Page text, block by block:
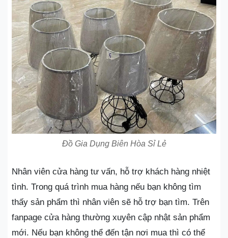
Đồ Gia Dụng Biên Hòa Sỉ Lẻ
Nhân viên cửa hàng tư vấn, hỗ trợ khách hàng nhiệt
tình. Trong quá trình mua hàng nếu bạn không tìm
thấy sản phẩm thì nhân viên sẽ hỗ trợ bạn tìm. Trên
fanpage cửa hàng thường xuyên cập nhật sản phẩm
mới. Nếu bạn không thể đến tận nơi mua thì có thể